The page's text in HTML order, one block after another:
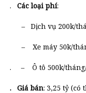
. Các loại phí:
– Dịch vụ 200k/
– Xe máy 50k/
. – Ô tô 500k/
. Giá bán: 3,25 tỷ (có